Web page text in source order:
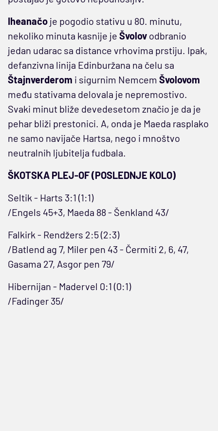
Iheanačo je pogodio stativu u 80. minutu,
nekoliko minuta kasnije je Švolov odbranio
jedan udarac sa distance vrhovima prstiju. Ipak,
defanzivna linija Edinburžana na čelu sa
Štajnverderom i sigurnim Nemcem Švolovom
među stativama delovala je nepremostivo.
Svaki minut bliže devedesetom značio je da je
pehar bliži prestonici. A, onda je Maeda rasplako
ne samo navijače Hartsa, nego i mnoštvo
neutralnih ljubitelja fudbala.
ŠKOTSKA PLEJ-OF (POSLEDNJE KOLO)
Seltik - Harts 3:1 (1:1)
/Engels 45+3, Maeda 88 - Šenkland 43/
Falkirk - Rendžers 2:5 (2:3)
/Batlend ag 7, Miler pen 43 - Čermiti 2, 6, 47,
Gasama 27, Asgor pen 79/
Hibernijan - Madervel 0:1 (0:1)
/Fadinger 35/